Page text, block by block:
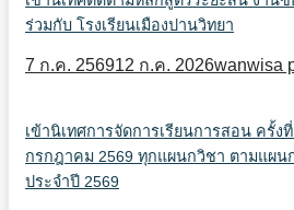
ร่วมกับ โรงเรียนเมืองปานวิทยา
7 ก.ค. 256912 ก.ค. 2026wanwisa
เข้านิเทศการจัดการเรียนการสอน ครั้ง
กรกฎาคม 2569 ทุกแผนกวิชา ตามแผน
ประจำปี 2569